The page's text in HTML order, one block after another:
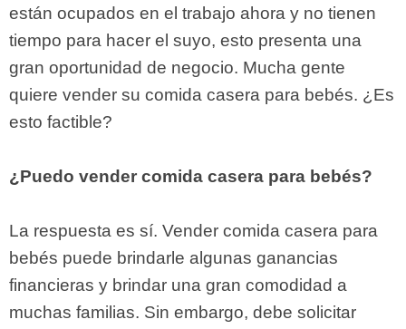
están ocupados en el trabajo ahora y no tienen
tiempo para hacer el suyo, esto presenta una
gran oportunidad de negocio. Mucha gente
quiere vender su comida casera para bebés. ¿Es
esto factible?
¿Puedo vender comida casera para bebés?
La respuesta es sí. Vender comida casera para
bebés puede brindarle algunas ganancias
financieras y brindar una gran comodidad a
muchas familias. Sin embargo, debe solicitar